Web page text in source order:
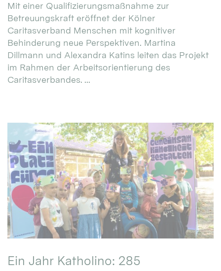
Mit einer Qualifizierungsmaßnahme zur
Betreuungskraft eröffnet der Kölner
Caritasverband Menschen mit kognitiver
Behinderung neue Perspektiven. Martina
Dillmann und Alexandra Katins leiten das Projekt
im Rahmen der Arbeitsorientierung des
Caritasverbandes. ...
Ein Jahr Katholino: 285